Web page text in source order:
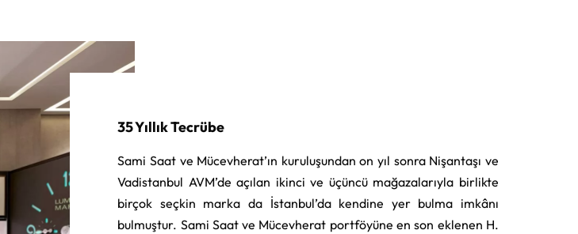
35 Yıllık Tecrübe
Sami Saat ve Mücevherat’ın kuruluşundan on yıl sonra Nişantaşı ve
Vadistanbul AVM’de açılan ikinci ve üçüncü mağazalarıyla birlikte
birçok seçkin marka da İstanbul’da kendine yer bulma imkânı
bulmuştur. Sami Saat ve Mücevherat portföyüne en son eklenen H.